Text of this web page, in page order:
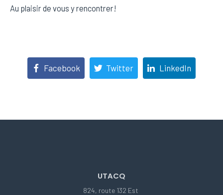
Au plaisir de vous y rencontrer!
Facebook Twitter LinkedIn
UTACQ
824, route 132 Est